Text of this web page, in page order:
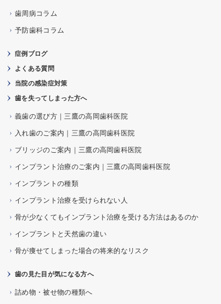
歯周病コラム
予防歯科コラム
症例ブログ
よくある質問
当院の感染症対策
歯を失ってしまった方へ
義歯の選び方｜三鷹の高岡歯科医院
入れ歯のご案内｜三鷹の高岡歯科医院
ブリッジのご案内｜三鷹の高岡歯科医院
インプラント治療のご案内｜三鷹の高岡歯科医院
インプラントの種類
インプラント治療を受けられない人
骨が少なくてもインプラント治療を受ける方法はあるのか
インプラントと天然歯の違い
骨が痩せてしまった場合の将来的なリスク
歯の見た目が気になる方へ
詰め物・被せ物の種類へ